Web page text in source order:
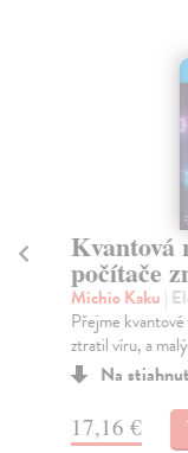
Kvantová
počítače
Michio Kaku |
Přejme
ztratil víru, a
Na
17,16 €